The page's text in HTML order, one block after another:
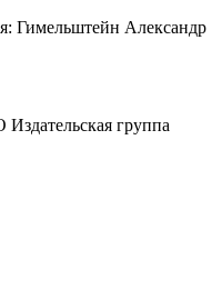
Гимельштейн Александр
группа